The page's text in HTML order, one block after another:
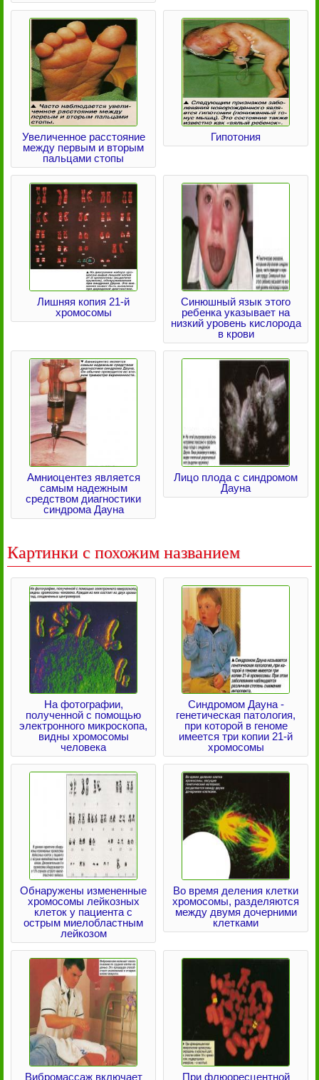
Увеличенное расстояние
между первым и вторым
пальцами стопы
Гипотония
Лишняя копия 21-й
хромосомы
Синюшный язык этого
ребенка указывает на
низкий уровень кислорода
в крови
Амниоцентез является
самым надежным
средством диагностики
синдрома Дауна
Лицо плода с синдромом
Дауна
Картинки с похожим названием
На фотографии,
полученной с помощью
электронного микроскопа,
видны хромосомы
человека
Синдромом Дауна -
генетическая патология,
при которой в геноме
имеется три копии 21-й
хромосомы
Обнаружены измененные
хромосомы лейкозных
клеток у пациента с
острым миелобластным
лейкозом
Во время деления клетки
хромосомы, разделяются
между двумя дочерними
клетками
Вибромассаж включает При флюоресцентной